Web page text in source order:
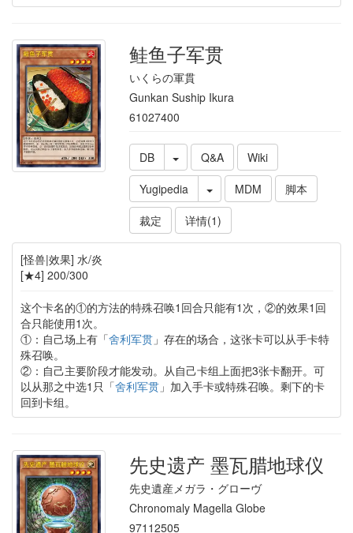
鲑鱼子军贯
いくらの軍貫
Gunkan Suship Ikura
61027400
DB Q&A
Wiki
Yugipedia
MDM
脚本
裁定
详情(1)
[怪兽|效果] 水/炎
[★4] 200/300
这个卡名的①的方法的特殊召唤1回合只能有1次，②的效果1回
合只能使用1次。
①：自己场上有「舍利军贯」存在的场合，这张卡可以从手卡特
殊召唤。
②：自己主要阶段才能发动。从自己卡组上面把3张卡翻开。可
以从那之中选1只「舍利军贯」加入手卡或特殊召唤。剩下的卡
回到卡组。
先史遗产 墨瓦腊地球仪
先史遺産メガラ・グローヴ
Chronomaly Magella Globe
97112505